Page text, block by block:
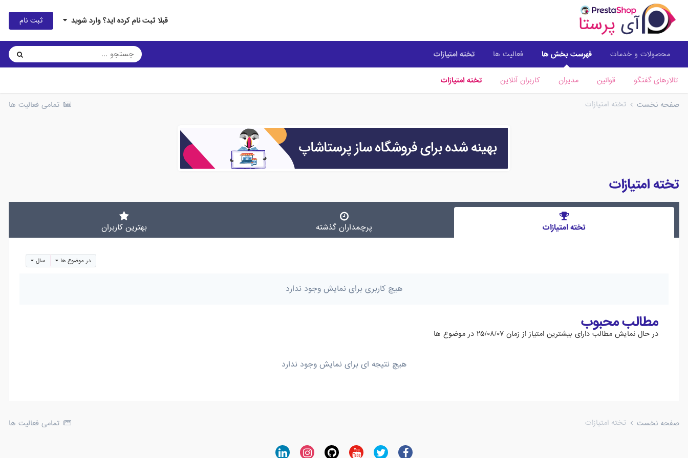
قبلا ثبت نام کرده اید؟ وارد شوید ثبت نام
محصولات و خدمات فهرست بخش ها
تالارهای گفتگو قوانین مدیران کاربران آنلاین تخته امتیازات
فعالیت ها تخته امتیازات
تمامی فعالیت ها صفحه نخست تخته امتیازات
تخته امتیازات
تخته امتیازات پرچمداران گذشته بهترین کاربران
در موضوع ها سال
هیچ کاربری برای نمایش وجود ندارد
مطالب محبوب
در حال نمایش مطالب دارای بیشترین امتیاز از زمان ۲۵/۰۸/۰۷ در موضوع ها
هیچ نتیجه ای برای نمایش وجود ندارد
تمامی فعالیت ها صفحه نخست تخته امتیازات